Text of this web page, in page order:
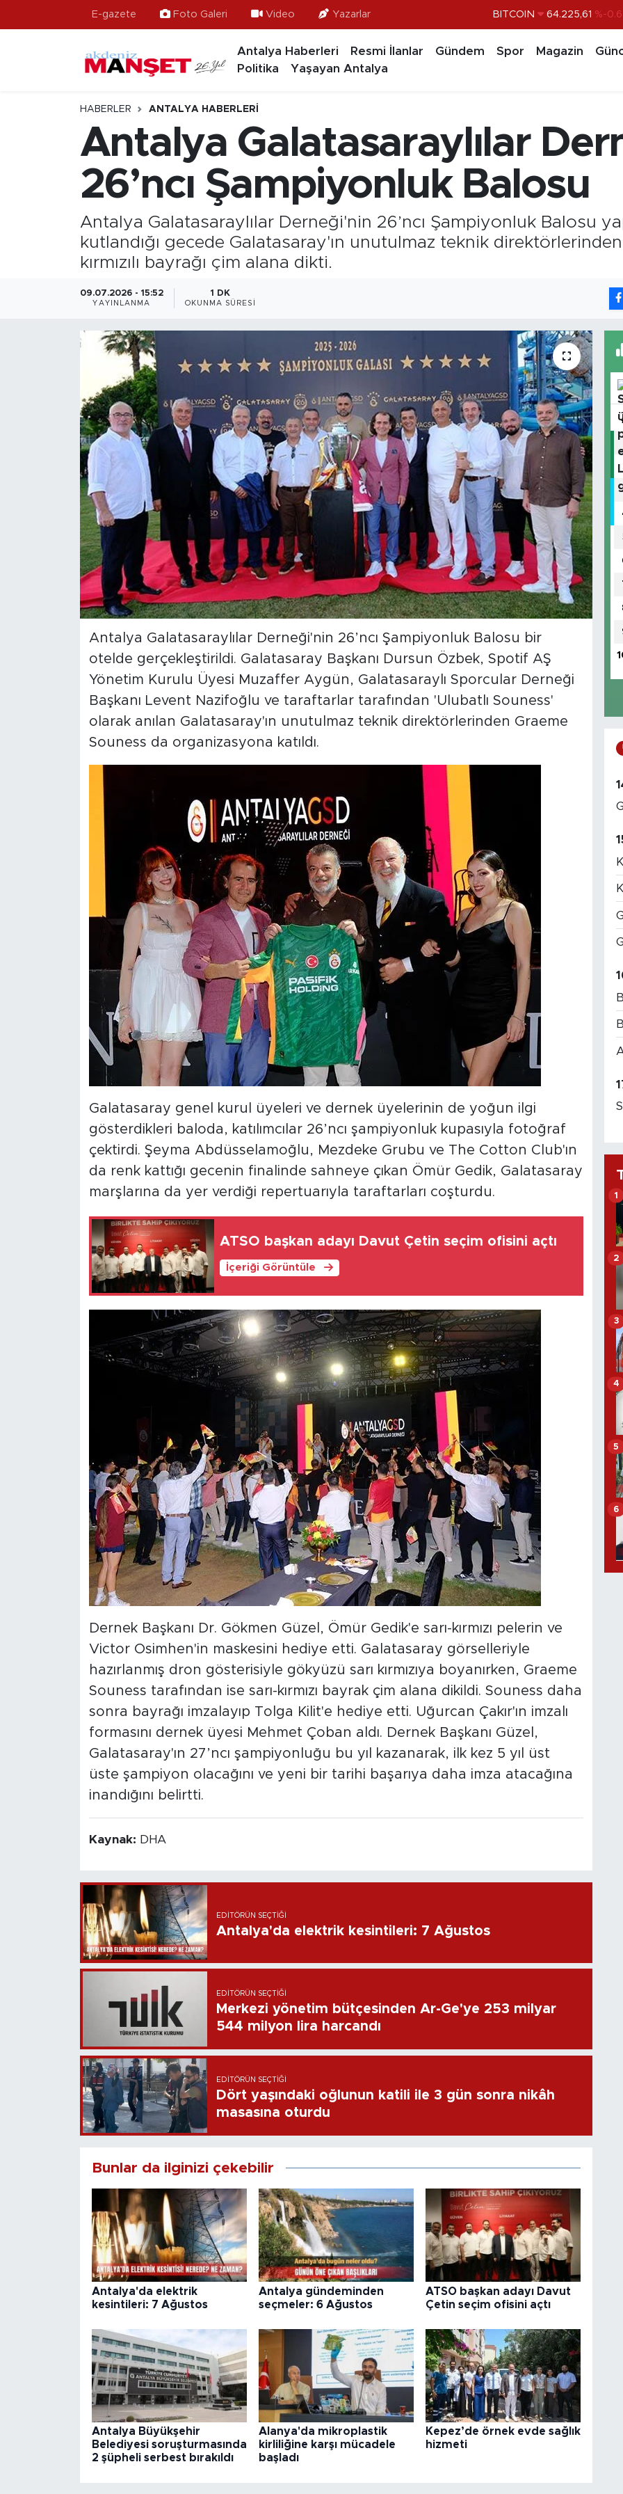
E-gazete Foto Galeri Video Yazarlar DOLAR 47,7143
BITCOIN 64.225,61 %-
Antalya Haberleri Resmi İlanlar Gündem Spor Magazin
Politika
Yaşayan Antalya
HABERLER ANTALYA HABERLERI
Antalya Galatasaraylılar
26’ncı Şampiyonluk Balosu
Antalya Galatasaraylılar Derneği'nin 26’ncı Şampiyonluk Balosu
kutlandığı gecede Galatasaray'ın unutulmaz teknik
kırmızılı bayrağı çim alana dikti.
09.07.2026 - 15:52
YAYINLANMA
1 DK
OKUNMA SÜRESI
Antalya Galatasaraylılar Derneği'nin 26’ncı Şampiyonluk Balosu bir
otelde gerçekleştirildi. Galatasaray Başkanı Dursun Özbek, Spotif AŞ
Yönetim Kurulu Üyesi Muzaffer Aygün, Galatasaraylı Sporcular Derneği
Başkanı Levent Nazifoğlu ve taraftarlar tarafından 'Ulubatlı Souness'
olarak anılan Galatasaray'ın unutulmaz teknik direktörlerinden Graeme
Souness da organizasyona katıldı.
Galatasaray genel kurul üyeleri ve dernek üyelerinin de yoğun ilgi
gösterdikleri baloda, katılımcılar 26’ncı şampiyonluk kupasıyla fotoğraf
çektirdi. Şeyma Abdüsselamoğlu, Mezdeke Grubu ve The Cotton Club'ın
da renk kattığı gecenin finalinde sahneye çıkan Ömür Gedik, Galatasaray
marşlarına da yer verdiği repertuarıyla taraftarları coşturdu.
ATSO başkan adayı Davut Çetin seçim ofisini açtı
İçeriği Görüntüle
Dernek Başkanı Dr. Gökmen Güzel, Ömür Gedik'e sarı-kırmızı pelerin ve
Victor Osimhen'in maskesini hediye etti. Galatasaray görselleriyle
hazırlanmış dron gösterisiyle gökyüzü sarı kırmızıya boyanırken, Graeme
Souness tarafından ise sarı-kırmızı bayrak çim alana dikildi. Souness daha
sonra bayrağı imzalayıp Tolga Kilit'e hediye etti. Uğurcan Çakır'ın imzalı
formasını dernek üyesi Mehmet Çoban aldı. Dernek Başkanı Güzel,
Galatasaray'ın 27’ncı şampiyonluğu bu yıl kazanarak, ilk kez 5 yıl üst
üste şampiyon olacağını ve yeni bir tarihi başarıya daha imza atacağına
inandığını belirtti.
Kaynak: DHA
EDITÖRÜN SEÇTIĞI
Antalya'da elektrik kesintileri: 7 Ağustos
EDITÖRÜN SEÇTIĞI
Merkezi yönetim bütçesinden Ar-Ge'ye 253 milyar
544 milyon lira harcandı
EDITÖRÜN SEÇTIĞI
Dört yaşındaki oğlunun katili ile 3 gün sonra nikâh
masasına oturdu
Bunlar da ilginizi çekebilir
Antalya'da elektrik
kesintileri: 7 Ağustos
Antalya gündeminden
seçmeler: 6 Ağustos
ATSO başkan adayı Davut
Çetin seçim ofisini açtı
Antalya Büyükşehir
Belediyesi soruşturmasında
2 şüpheli serbest bırakıldı
Alanya'da mikroplastik
kirliliğine karşı mücadele
başladı
Kepez’de örnek evde sağlık
hizmeti
1
2
3
4
5
6
Ekonomi
Gündem
Kültür- Sanat
Magazin
Politika
Resmi İlanlar
Turizm
Hava Durumu
Tüm Manşetler
Son Dakika Haberleri
Haber Arşivi